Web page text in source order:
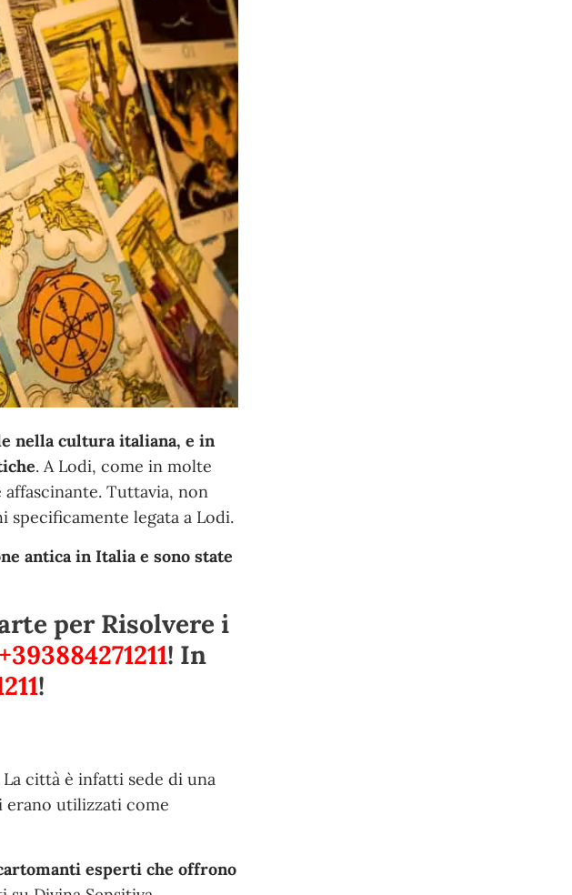
nella cultura italiana, e in
. A Lodi, come in molte
Tuttavia, non
legata a Lodi.
antica in Italia e sono state
per Risolvere i
+393884271211! In
!
La città è infatti sede di una
erano utilizzati come
esperti che offrono